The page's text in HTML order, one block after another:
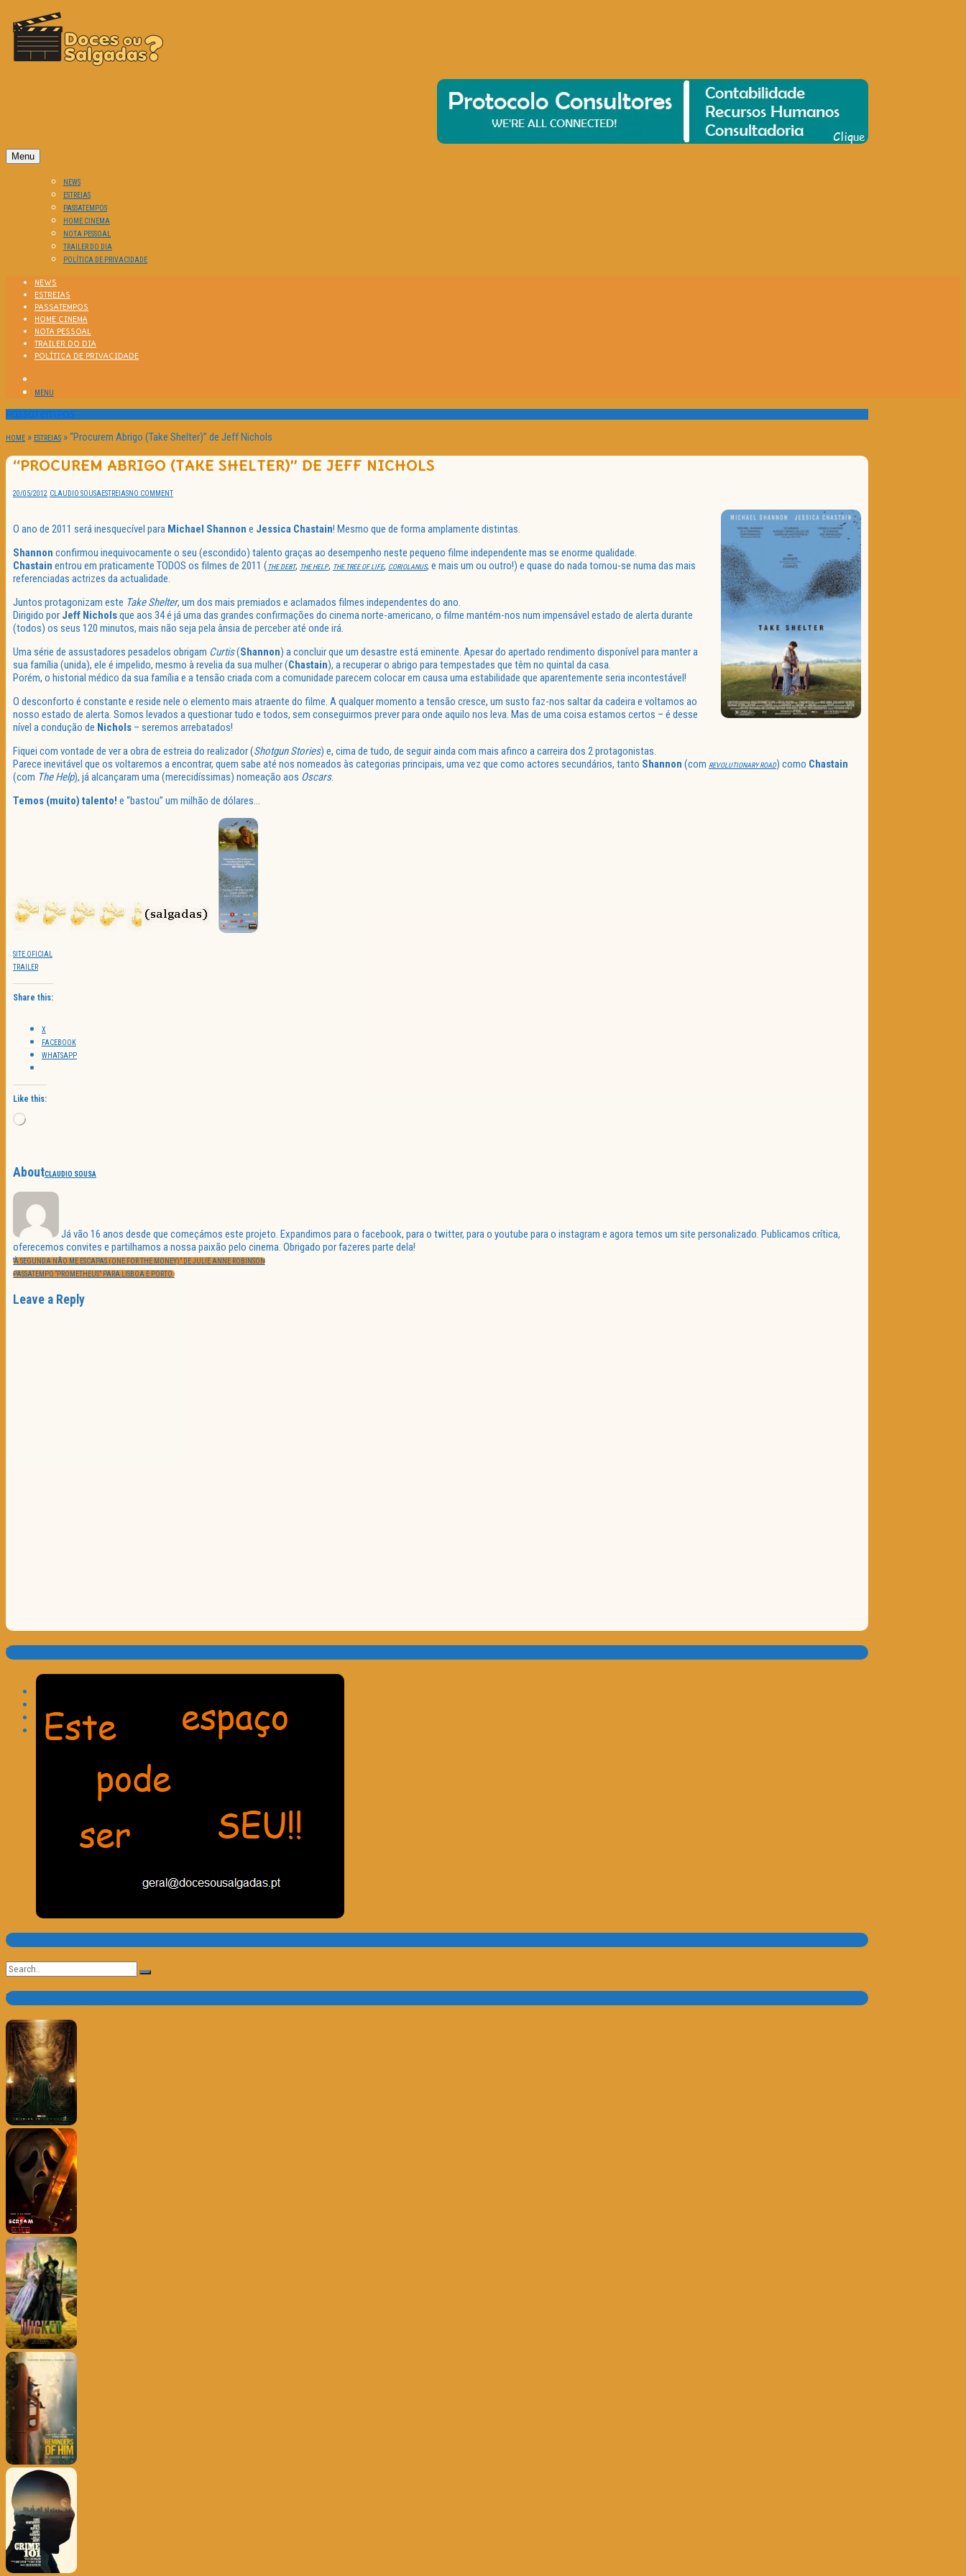
Menu
NEWS
ESTREIAS
PASSATEMPOS
HOME CINEMA
NOTA PESSOAL
TRAILER DO DIA
POLÍTICA DE PRIVACIDADE
NEWS
ESTREIAS
PASSATEMPOS
HOME CINEMA
NOTA PESSOAL
TRAILER DO DIA
POLÍTICA DE PRIVACIDADE
MENU
Passatempos
HOME » ESTREIAS »“Procurem Abrigo (Take Shelter)” de Jeff Nichols
“PROCUREM ABRIGO (TAKE SHELTER)” DE JEFF NICHOLS
20/05/2012 CLAUDIO SOUSAESTREIASNO COMMENT
O ano de 2011 será inesquecível para Michael Shannon e Jessica Chastain! Mesmo que de forma amplamente distintas.
Shannon confirmou inequivocamente o seu (escondido) talento graças ao desempenho neste pequeno filme independente mas se enorme qualidade.
Chastain entrou em praticamente TODOS os filmes de 2011 ( THE DEBT, THE HELP, THE TREE OF LIFE, CORIOLANUS, e mais um ou outro!) e quase do nada tornou-se numa das mais
referenciadas actrizes da actualidade.
Juntos protagonizam este Take Shelter, um dos mais premiados e aclamados filmes independentes do ano.
Dirigido por Jeff Nicholsque aos 34 é já uma das grandes confirmações do cinema norte-americano, o filme mantém-nos num impensável estado de alerta durante
(todos) os seus 120 minutos, mais não seja pela ânsia de perceber até onde irá.
Uma série de assustadores pesadelos obrigam Curtis(Shannon) a concluir que um desastre está eminente. Apesar do apertado rendimento disponível para manter a
sua família (unida), ele é impelido, mesmo à revelia da sua mulher (Chastain), a recuperar o abrigo para tempestades que têm no quintal da casa.
Porém, o historial médico da sua família e a tensão criada com a comunidade parecem colocar em causa uma estabilidade que aparentemente seria incontestável!
O desconforto é constante e reside nele o elemento mais atraente do filme. A qualquer momento a tensão cresce, um susto faz-nos saltar da cadeira e voltamos ao
nosso estado de alerta. Somos levados a questionar tudo e todos, sem conseguirmos prever para onde aquilo nos leva. Mas de uma coisa estamos certos – é desse
nível a condução de Nichols – seremos arrebatados!
Fiquei com vontade de ver a obra de estreia do realizador (Shotgun Stories) e, cima de tudo, de seguir ainda com mais afinco a carreira dos 2 protagonistas.
Parece inevitável que os voltaremos a encontrar, quem sabe até nos nomeados às categorias principais, uma vez que como actores secundários, tanto Shannon (com REVOLUTIONARY ROAD) como Chastain
(com The Help), já alcançaram uma (merecidíssimas) nomeação aos Oscars.
Temos (muito) talento! e “bastou” um milhão de dólares…
SITE OFICIAL
TRAILER
Share this:
X
FACEBOOK
WHATSAPP
Like this:
Loading…
AboutCLAUDIO SOUSA
Já vão 16 anos desde que começámos este projeto. Expandimos para o facebook, para o twitter, para o youtube para o instagram e agora temos um site personalizado. Publicamos crítica,
oferecemos convites e partilhamos a nossa paixão pelo cinema. Obrigado por fazeres parte dela!
Navegação
de
artigos
PREVIOUS
POST:
“À SEGUNDA NÃO ME ESCAPAS (ONE FOR THE MONEY)” DE JULIE ANNE ROBINSON
NEXT
POST:
PASSATEMPO “PROMETHEUS” PARA LISBOA E PORTO.
Leave a Reply
Translate:
Pesquisa
Search
for:
Trailer e Poster do Dia